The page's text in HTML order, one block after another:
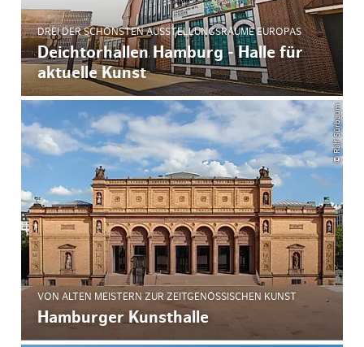
DREI DER SCHÖNSTEN AUSSTELLUNGSRÄUME EUROPAS
Deichtorhallen Hamburg - Halle für
aktuelle Kunst
© Ralf Sürbaum
VON ALTEN MEISTERN ZUR ZEITGENÖSSISCHEN KUNST
Hamburger Kunsthalle